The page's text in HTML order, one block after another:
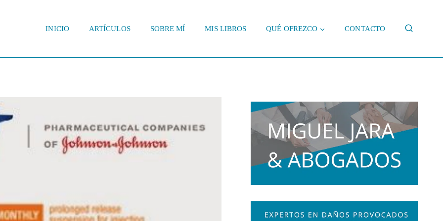
INICIO ARTÍCULOS SOBRE MÍ MIS LIBROS QUÉ OFREZCO CONTACTO